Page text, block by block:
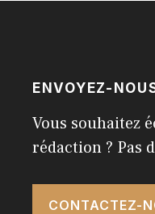
ENVOYEZ-
Vous souhaitez
rédaction ? Pas
CONTACTEZ-